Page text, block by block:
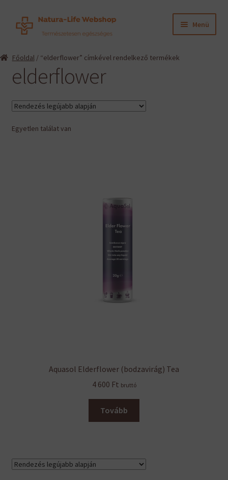
Ugrás
Kilépés
Menü
Információk
Gyártók
Hírek
Főoldal/ “elderflower” címkével rendelkező termékek
elderflower
Egyetlen találat van
Aquasol Elderflower (bodzavirág) Tea
4 600 Ft bruttó
Tovább